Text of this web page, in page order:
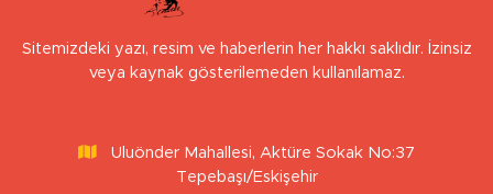
Sitemizdeki yazı, resim ve haberlerin her hakkı saklıdır. İzinsiz
veya kaynak gösterilemeden kullanılamaz.
Uluönder Mahallesi, Aktüre Sokak No:37
Tepebaşı/Eskişehir